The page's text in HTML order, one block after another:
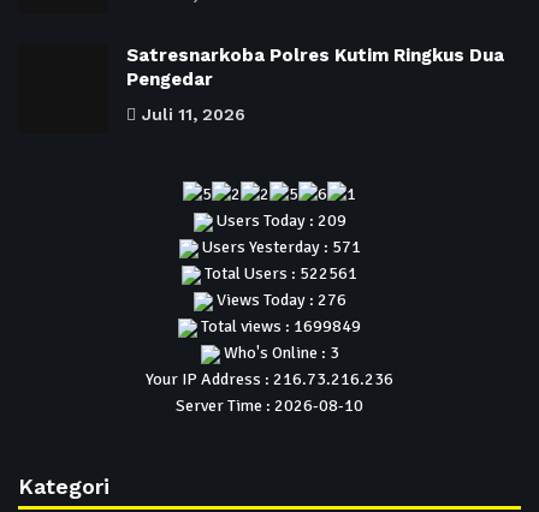
Satresnarkoba Polres Kutim Ringkus Dua
Pengedar
Juli 11, 2026
Users Today : 209
Users Yesterday : 571
Total Users : 522561
Views Today : 276
Total views : 1699849
Who's Online : 3
Your IP Address : 216.73.216.236
Server Time : 2026-08-10
Kategori